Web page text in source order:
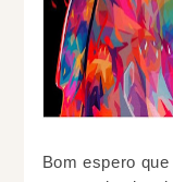
Bom espero